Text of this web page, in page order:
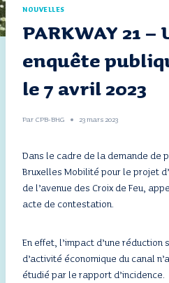
NOUVELLES
PARKWAY 21
enquête
le 7 avril 2023
Par CPB-BHG 23 mars 2023
Dans le cadre de la demande de
Bruxelles Mobilité pour le projet
de l’avenue des Croix de Feu,
acte de contestation.
En effet, l’impact d’une réduction
d’activité économique du canal
étudié par le rapport d’incidence.